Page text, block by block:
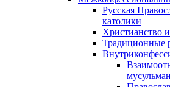
Русская
католики
Христианство
Традиционные